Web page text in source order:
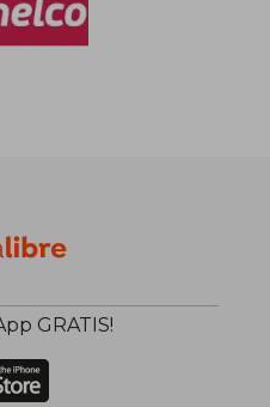
GRATIS!